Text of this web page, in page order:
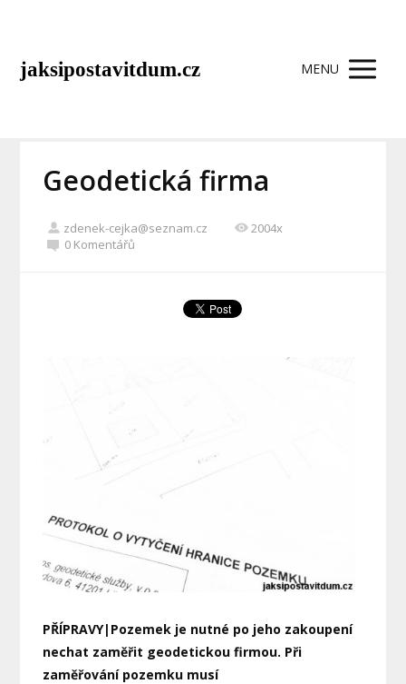
jaksipostavitdum.cz MENU
Geodetická firma
zdenek-cejka@seznam.cz
2004x
0 Komentářů
PŘÍPRAVY|Pozemek je nutné po jeho zakoupení
nechat zaměřit geodetickou firmou. Při
zaměřování pozemku musí